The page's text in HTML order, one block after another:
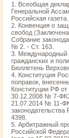
1. Всеобщая
Генеральной
Российская
2. Конвенция о
свобод
Собрание
№ 2. - Ст. 163.
3. Международный
гражданских и
Бюллетень
4. Конституция
поправок,
Конституции РФ
30.12.2008 № 7-
21.07.2014 № 11-
4398.
5. Арбитражный
Российской